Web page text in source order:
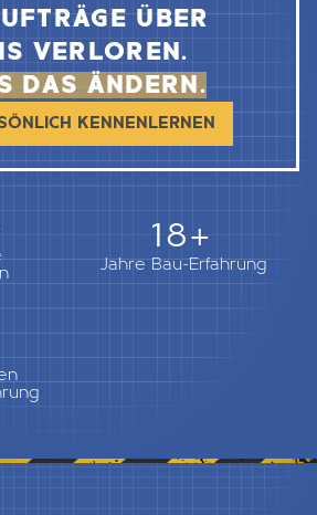
ÜBER
VERLOREN.
DAS ÄNDERN.
KENNENLERNEN
18+
Jahre Bau-Erfahrung